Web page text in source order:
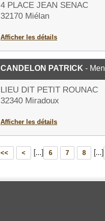
4 PLACE JEAN SENAC
32170 Miélan
Afficher les détails
CANDELON PATRICK -
LIEU DIT PETIT ROUNAC
32340 Miradoux
Afficher les détails
<< < [...] 6 7 8 [...]